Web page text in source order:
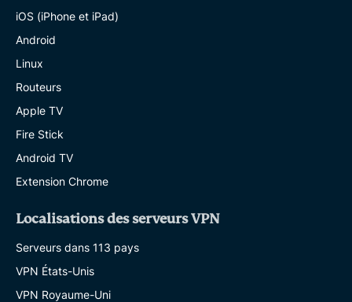
iOS (iPhone et iPad)
Android
Linux
Routeurs
Apple TV
Fire Stick
Android TV
Extension Chrome
Localisations des serveurs VPN
Serveurs dans 113 pays
VPN États-Unis
VPN Royaume-Uni